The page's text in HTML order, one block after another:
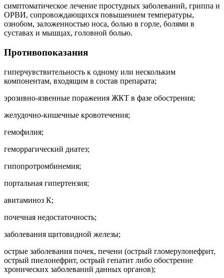
симптоматическое лечение простудных заболеваний, гриппа и
ОРВИ, сопровождающихся повышением температуры,
ознобом, заложенностью носа, болью в горле, болями в
суставах и мышцах, головной болью.
Противопоказания
гиперчувствительность к одному или нескольким
компонентам, входящим в состав препарата;
эрозивно-язвенные поражения ЖКТ в фазе обострения;
желудочно-кишечные кровотечения;
гемофилия;
геморрагический диатез;
гипопротромбинемия;
портальная гипертензия;
авитаминоз К;
почечная недостаточность;
заболевания щитовидной железы;
острые заболевания почек, печени (острый гломерулонефрит,
острый пиелонефрит, острый гепатит либо обострение
хронических заболеваний данных органов);